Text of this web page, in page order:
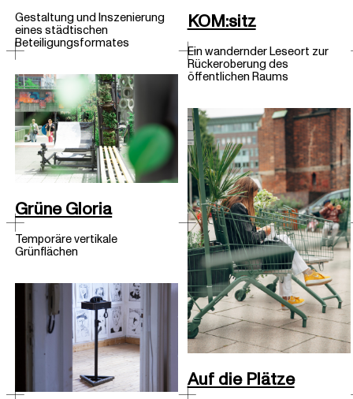
Gestaltung und Inszenierung
eines städtischen
Beteiligungsformates
KOM:sitz
Ein wandernder Leseort zur
Rückeroberung des
öffentlichen Raums
Grüne Gloria
Temporäre vertikale
Grünflächen
Auf die Plätze